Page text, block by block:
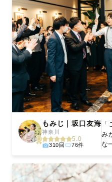
丁寧なレタッチで思い出を美
撮影後は、独自の編集技術で
整。自然な雰囲気を残しつつも
に。きっと「こんな写真を撮っ
出会えます。まずは、ラブグラ
もみじ｜坂口友海
神奈川
5.0
310回 76件
み
な